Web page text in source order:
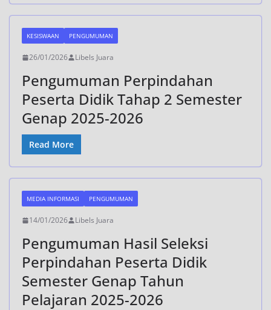
KESISWAAN PENGUMUMAN
26/01/2026 Libels Juara
Pengumuman Perpindahan
Peserta Didik Tahap 2 Semester
Genap 2025-2026
Read More
MEDIA INFORMASI PENGUMUMAN
14/01/2026 Libels Juara
Pengumuman Hasil Seleksi
Perpindahan Peserta Didik
Semester Genap Tahun
Pelajaran 2025-2026